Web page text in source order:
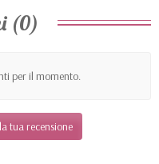
(0)
per il momento.
tua recensione